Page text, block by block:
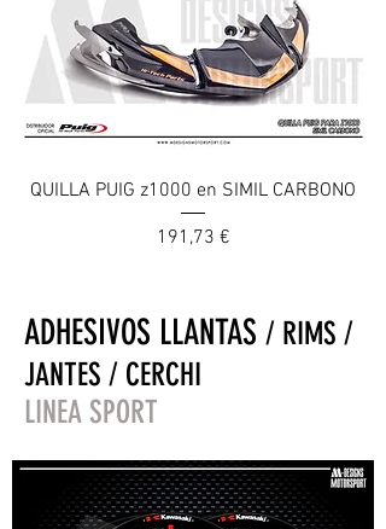
QUILLA PUIG z1000 en SIMIL CARBONO
Prix
191,73 €
ADHESIVOS LLANTAS / RIMS /
JANTES / CERCHI
LINEA SPORT